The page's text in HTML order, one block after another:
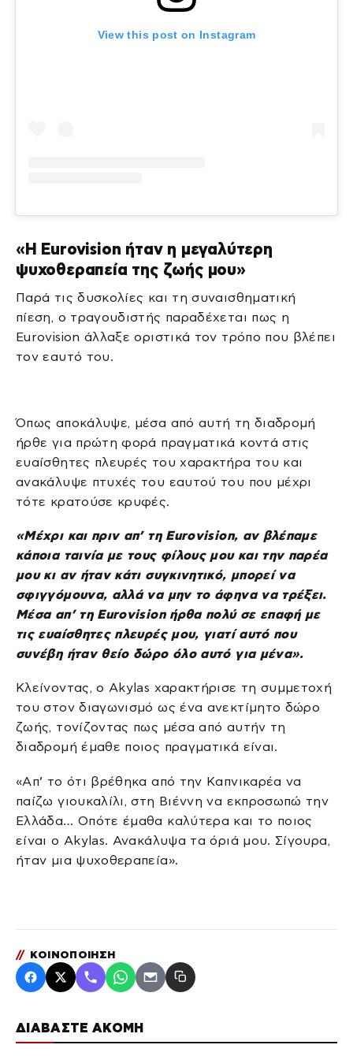
ΔΙΑΒΑΣΤΕ ΑΚΟΜΗ
View this post on Instagram
«Η Eurovision ήταν η μεγαλύτερη
ψυχοθεραπεία της ζωής μου»
Παρά τις δυσκολίες και τη συναισθηματική
πίεση, ο τραγουδιστής παραδέχεται πως η
Eurovision άλλαξε οριστικά τον τρόπο που βλέπει
τον εαυτό του.
Όπως αποκάλυψε, μέσα από αυτή τη διαδρομή
ήρθε για πρώτη φορά πραγματικά κοντά στις
ευαίσθητες πλευρές του χαρακτήρα του και
ανακάλυψε πτυχές του εαυτού του που μέχρι
τότε κρατούσε κρυφές.
«Μέχρι και πριν απ’ τη Eurovision, αν βλέπαμε
κάποια ταινία με τους φίλους μου και την παρέα
μου κι αν ήταν κάτι συγκινητικό, μπορεί να
σφιγγόμουνα, αλλά να μην το άφηνα να τρέξει.
Μέσα απ’ τη Eurovision ήρθα πολύ σε επαφή με
τις ευαίσθητες πλευρές μου, γιατί αυτό που
συνέβη ήταν θείο δώρο όλο αυτό για μένα».
Κλείνοντας, ο Akylas χαρακτήρισε τη συμμετοχή
του στον διαγωνισμό ως ένα ανεκτίμητο δώρο
ζωής, τονίζοντας πως μέσα από αυτήν τη
διαδρομή έμαθε ποιος πραγματικά είναι.
«Απ’ το ότι βρέθηκα από την Καπνικαρέα να
παίζω γιουκαλίλι, στη Βιέννη να εκπροσωπώ την
Ελλάδα… Οπότε έμαθα καλύτερα και το ποιος
είναι ο Akylas. Ανακάλυψα τα όριά μου. Σίγουρα,
ήταν μια ψυχοθεραπεία».
// ΚΟΙΝΟΠΟΙΗΣΗ